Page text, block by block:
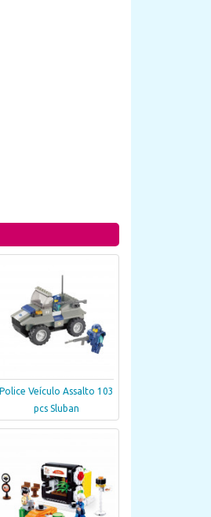
Police Veículo Assalto 103
pcs Sluban